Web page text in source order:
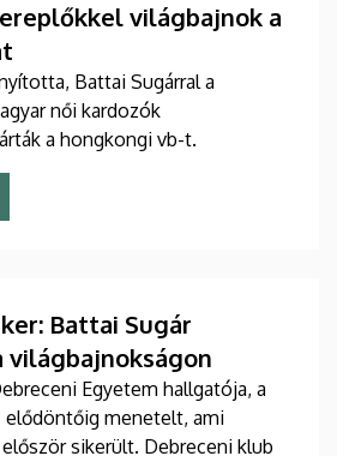
világbajnok a
Battai Sugárral a
női kardozók
a hongkongi vb-t.
Battai Sugár
világbajnokságon
Egyetem hallgatója, a
elődöntőig menetelt, ami
sikerült. Debreceni klub